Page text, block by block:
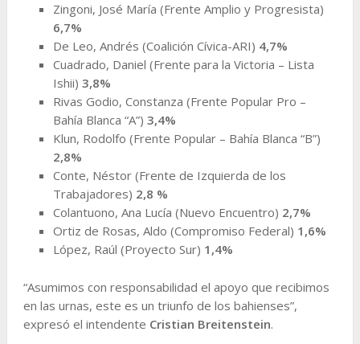
Zingoni, José María (Frente Amplio y Progresista)
6,7%
De Leo, Andrés (Coalición Cívica-ARI) 4,7%
Cuadrado, Daniel (Frente para la Victoria – Lista
Ishii)3,8%
Rivas Godio, Constanza (Frente Popular Pro –
Bahía Blanca “A”)3,4%
Klun, Rodolfo (Frente Popular – Bahía Blanca “B”)
2,8%
Conte, Néstor (Frente de Izquierda de los
Trabajadores) 2,8 %
Colantuono, Ana Lucía (Nuevo Encuentro) 2,7%
Ortiz de Rosas, Aldo (Compromiso Federal) 1,6%
López, Raúl (Proyecto Sur) 1,4%
“Asumimos con responsabilidad el apoyo que recibimos
en las urnas, este es un triunfo de los bahienses”,
expresó el intendente Cristian Breitenstein.